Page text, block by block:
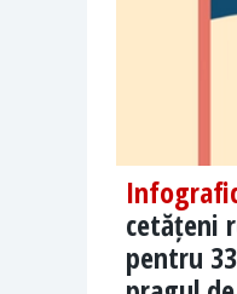
cetățeni
pentru